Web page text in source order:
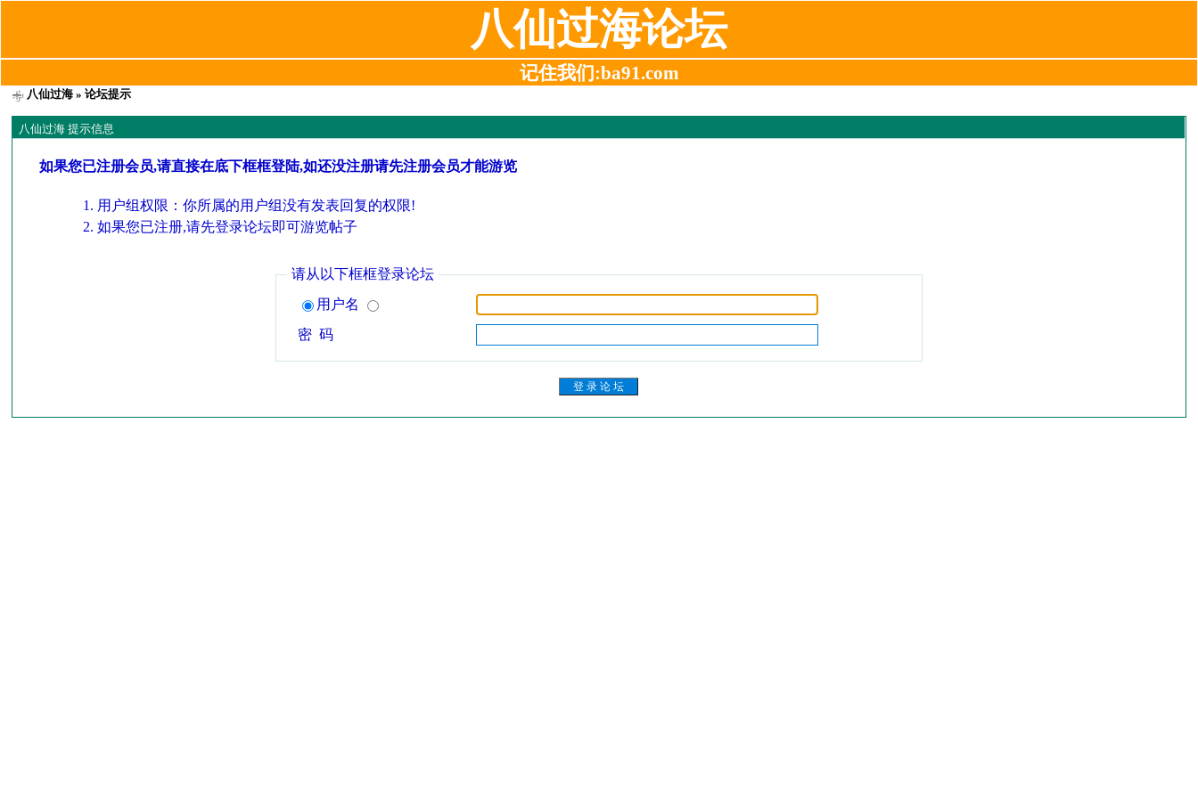
八仙过海论坛
记住我们:ba91.com
八仙过海 » 论坛提示
八仙过海 提示信息
如果您已注册会员,请直接在底下框框登陆,如还没注册请先注册会员才能游览
用户组权限：你所属的用户组没有发表回复的权限!
如果您已注册,请先登录论坛即可游览帖子
请从以下框框登录论坛
用户名
密 码